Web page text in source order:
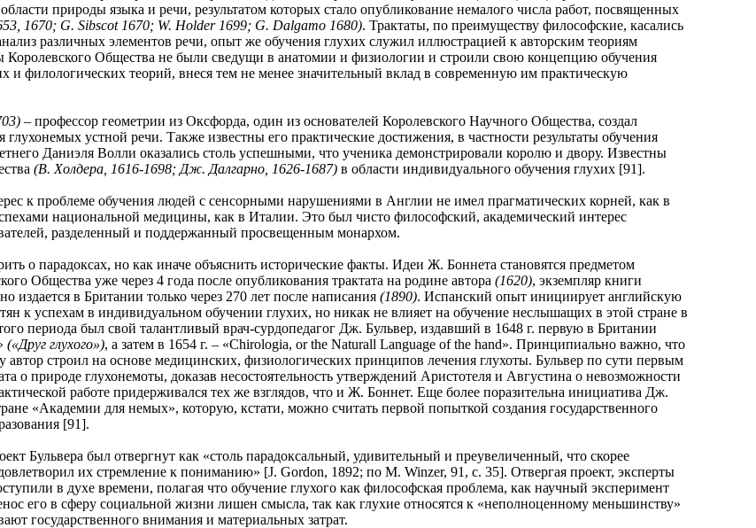
природы языка и речи, результатом которых стало опубликование немалого числа работ, посвященных
1670; G. Sibscot 1670; W. Holder 1699; G. Dalgamo 1680). Трактаты, по преимуществу философские, касались
различных элементов речи, опыт же обучения глухих служил иллюстрацией к авторским теориям
Королевского Общества не были сведущи в анатомии и физиологии и строили свою концепцию обучения
и филологических теорий, внеся тем не менее значительный вклад в современную им практическую
– профессор геометрии из Оксфорда, один из основателей Королевского Научного Общества, создал
устной речи. Также известны его практические достижения, в частности результаты обучения
Даниэля Волли оказались столь успешными, что ученика демонстрировали королю и двору. Известны
(В. Холдера, 1616-1698; Дж. Далгарно, 1626-1687)в области индивидуального обучения глухих [91].
проблеме обучения людей с сенсорными нарушениями в Англии не имел прагматических корней, как в
национальной медицины, как в Италии. Это был чисто философский, академический интерес
разделенный и поддержанный просвещенным монархом.
о парадоксах, но как иначе объяснить исторические факты. Идеи Ж. Боннета становятся предметом
Общества уже через 4 года после опубликования трактата на родине автора (1620), экземпляр книги
издается в Британии только через 270 лет после написания (1890). Испанский опыт инициирует английскую
к успехам в индивидуальном обучении глухих, но никак не влияет на обучение неслышащих в этой стране в
периода был свой талантливый врач-сурдопедагог Дж. Бульвер, издавший в 1648 г. первую в Британии
(«Друг глухого»), а затем в 1654 г. – «Chirologia, or the Naturall Language of the hand». Принципиально важно, что
автор строил на основе медицинских, физиологических принципов лечения глухоты. Бульвер по сути первым
о природе глухонемоты, доказав несостоятельность утверждений Аристотеля и Августина о невозможности
работе придерживался тех же взглядов, что и Ж. Боннет. Еще более поразительна инициатива Дж.
«Академии для немых», которую, кстати, можно считать первой попыткой создания государственного
[91].
Бульвера был отвергнут как «столь парадоксальный, удивительный и преувеличенный, что скорее
их стремление к пониманию» [J. Gordon, 1892; по М. Winzer, 91, с. 35]. Отвергая проект, эксперты
в духе времени, полагая что обучение глухого как философская проблема, как научный эксперимент
его в сферу социальной жизни лишен смысла, так как глухие относятся к «неполноценному меньшинству»
государственного внимания и материальных затрат.